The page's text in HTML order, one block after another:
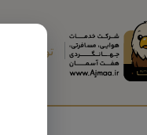
تورهای